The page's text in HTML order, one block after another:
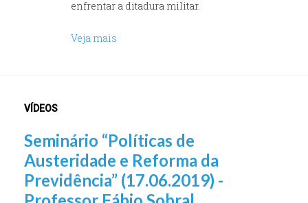
enfrentar a ditadura militar.
Veja mais
VÍDEOS
Seminário “Políticas de
Austeridade e Reforma da
Previdência” (17.06.2019) -